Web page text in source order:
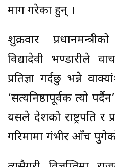
माग गरेका हुन् ।
शुक्रवार
विद्यादेवी भण्डारीले
प्रतिज्ञा गर्दछु भन्ने
‘सत्यनिष्ठापूर्वक त्यो
यसले देशको राष्ट्रपति र
गरिमामा गंभीर आँच